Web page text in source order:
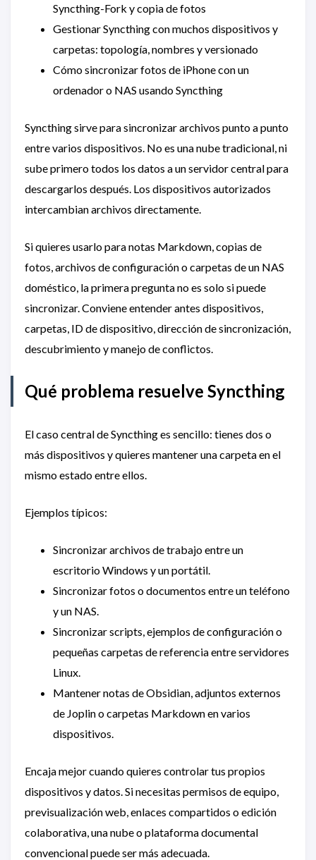
Syncthing-Fork y copia de fotos
Gestionar Syncthing con muchos dispositivos y
carpetas: topología, nombres y versionado
Cómo sincronizar fotos de iPhone con un
ordenador o NAS usando Syncthing
Syncthing sirve para sincronizar archivos punto a punto
entre varios dispositivos. No es una nube tradicional, ni
sube primero todos los datos a un servidor central para
descargarlos después. Los dispositivos autorizados
intercambian archivos directamente.
Si quieres usarlo para notas Markdown, copias de
fotos, archivos de configuración o carpetas de un NAS
doméstico, la primera pregunta no es solo si puede
sincronizar. Conviene entender antes dispositivos,
carpetas, ID de dispositivo, dirección de sincronización,
descubrimiento y manejo de conflictos.
Qué problema resuelve Syncthing
El caso central de Syncthing es sencillo: tienes dos o
más dispositivos y quieres mantener una carpeta en el
mismo estado entre ellos.
Ejemplos típicos:
Sincronizar archivos de trabajo entre un
escritorio Windows y un portátil.
Sincronizar fotos o documentos entre un teléfono
y un NAS.
Sincronizar scripts, ejemplos de configuración o
pequeñas carpetas de referencia entre servidores
Linux.
Mantener notas de Obsidian, adjuntos externos
de Joplin o carpetas Markdown en varios
dispositivos.
Encaja mejor cuando quieres controlar tus propios
dispositivos y datos. Si necesitas permisos de equipo,
previsualización web, enlaces compartidos o edición
colaborativa, una nube o plataforma documental
convencional puede ser más adecuada.